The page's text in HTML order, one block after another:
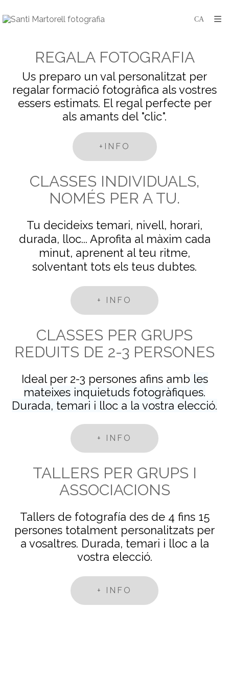
REGALA FOTOGRAFIA
Us preparo un val personalitzat per
regalar formació fotogràfica als vostres
essers estimats. El regal perfecte per
als amants del "clic".
+INFO
CLASSES INDIVIDUALS,
NOMÉS PER A TU.
Tu decideixs temari, nivell, horari,
durada, lloc... Aprofita al màxim cada
minut, aprenent al teu ritme,
solventant tots els teus dubtes.
+ INFO
CLASSES PER GRUPS
REDUITS DE 2-3 PERSONES
Ideal per 2-3 persones afins amb les
mateixes inquietuds fotogràfiques.
Durada, temari i lloc a la vostra elecció.
+ INFO
TALLERS PER GRUPS I
ASSOCIACIONS
Tallers de fotografía des de 4 fins 15
persones totalment personalitzats per
a vosaltres. Durada, temari i lloc a la
vostra elecció.
+ INFO